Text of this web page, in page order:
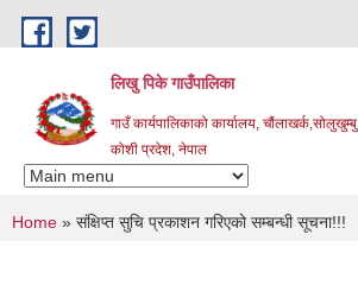
Skip to main content
लिखु पिके गाउँपालिका
गाउँ कार्यपालिकाको कार्यालय, चौंलाखर्क,सोलुखुम्बु
कोशी प्रदेश, नेपाल
You are here
Home » संक्षिप्त सुचि प्रकाशन गरिएको सम्बन्धी सूचना!!!